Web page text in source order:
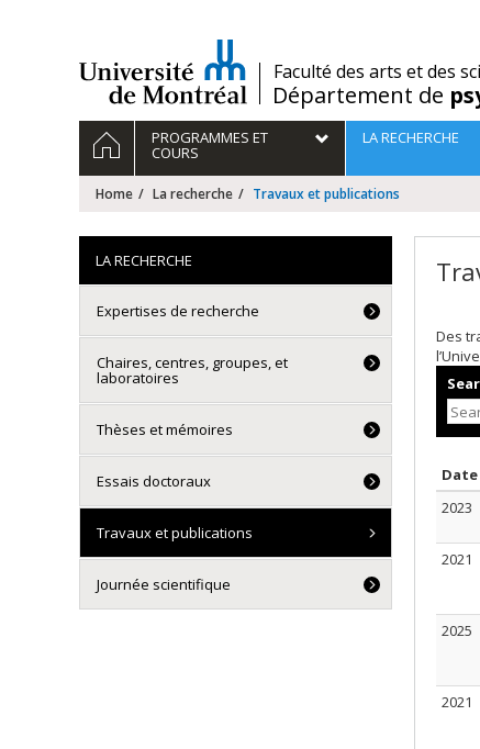
/Faculté des arts et des
Département de
Navigation
principale
HOMEPROGRAMMES ET
COURS
LA RECHERCHE
Home La recherche Travaux et publications
Des
Date
2023
2021
2025
2021
LA RECHERCHE
Expertises de recherche
Chaires, centres, groupes, et
laboratoires
Thèses et mémoires
Essais doctoraux
Travaux et publications
Journée scientifique